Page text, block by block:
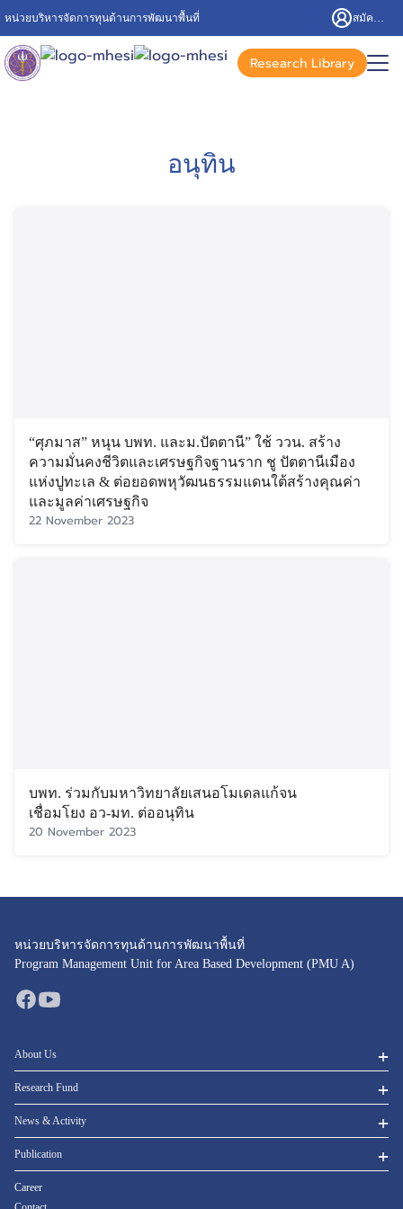
หน่วยบริหารจัดการทุนด้านการพัฒนาพื้นที่
Research Library
อนุทิน
“ศุภมาส” หนุน บพท. และม.ปัตตานี” ใช้ ววน. สร้าง
ความมั่นคงชีวิตและเศรษฐกิจฐานราก ชู ปัตตานีเมือง
แห่งปูทะเล & ต่อยอดพหุวัฒนธรรมแดนใต้สร้างคุณค่า
และมูลค่าเศรษฐกิจ
22 November 2023
บพท. ร่วมกับมหาวิทยาลัยเสนอโมเดลแก้จน
เชื่อมโยง อว-มท. ต่ออนุทิน
20 November 2023
หน่วยบริหารจัดการทุนด้านการพัฒนาพื้นที่
Program Management Unit for Area Based Development (PMU A)
About Us
Research Fund
News & Activity
Publication
Career